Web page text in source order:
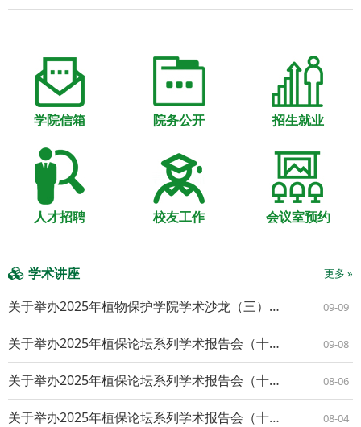
学院信箱 院务公开 招生就业
人才招聘 校友工作 会议室预约
学术讲座 更多 »
关于举办2025年植物保护学院学术沙龙（三）的通知 09-09
关于举办2025年植保论坛系列学术报告会（十九）的通知 09-08
关于举办2025年植保论坛系列学术报告会（十八）的通知 08-06
关于举办2025年植保论坛系列学术报告会（十七）的通知 08-04